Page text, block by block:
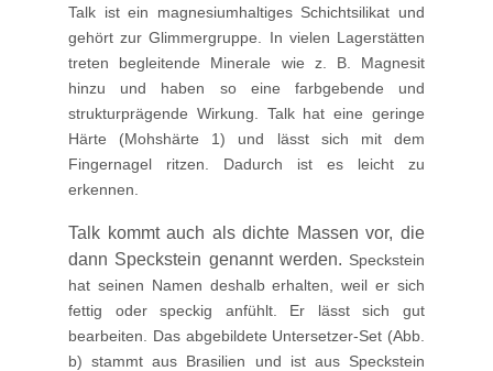
Talk ist ein magnesiumhaltiges Schichtsilikat und
gehört zur Glimmergruppe. In vielen Lagerstätten
treten begleitende Minerale wie z. B. Magnesit
hinzu und haben so eine farbgebende und
strukturprägende Wirkung. Talk hat eine geringe
Härte (Mohshärte 1) und lässt sich mit dem
Fingernagel ritzen. Dadurch ist es leicht zu
erkennen.
Talk kommt auch als dichte Massen vor, die
dann Speckstein genannt werden. Speckstein
hat seinen Namen deshalb erhalten, weil er sich
fettig oder speckig anfühlt. Er lässt sich gut
bearbeiten. Das abgebildete Untersetzer-Set (Abb.
b) stammt aus Brasilien und ist aus Speckstein